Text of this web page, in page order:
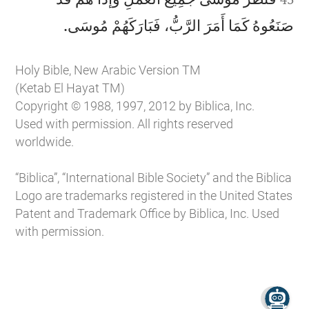
صَنَعُوهُ كَمَا أَمَرَ الرَّبُّ، فَبَارَكَهُمْ مُوسَى.
Holy Bible, New Arabic Version TM
(Ketab El Hayat TM)
Copyright © 1988, 1997, 2012 by Biblica, Inc.
Used with permission. All rights reserved
worldwide.
“Biblica”, “International Bible Society” and the Biblica
Logo are trademarks registered in the United States
Patent and Trademark Office by Biblica, Inc. Used
with permission.